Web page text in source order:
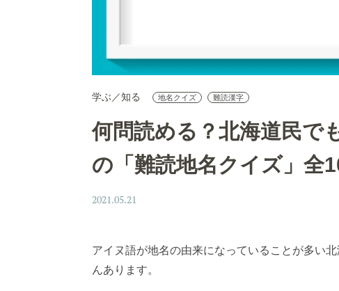
学ぶ／知る 地名クイズ 難読漢字
何問読める？北海道民で
の「難読地名クイズ」全
2021.05.21
アイヌ語が地名の由来になっていることが多い
んあります。